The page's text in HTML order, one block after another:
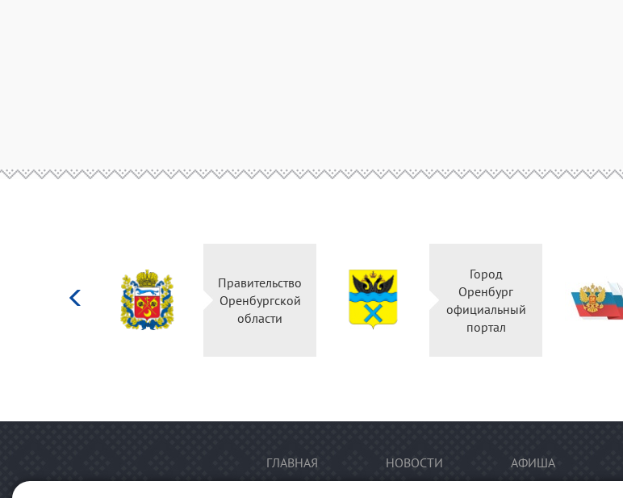
Правительство
Оренбургской
области
Город
Оренбург
официальный
портал
ГЛАВНАЯ НОВОСТИ АФИША